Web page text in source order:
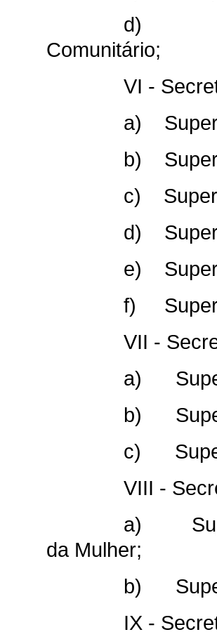
d)
Comunitário;
VI -
a)
b)
c)
d)
e)
f)
VII -
a)
b)
c)
VIII -
a)
da Mulher;
b)
IX -